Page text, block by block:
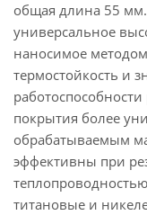
общая длина 55
универсальное
наносимое
термостойкость и
покрытия более
обрабатываемым
эффективны при
титановые и